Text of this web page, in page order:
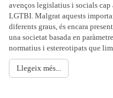
avenços legislatius i socials
LGTBI. Malgrat aquests
diferents graus, és encara
una societat basada en
normatius i estereotipats que
Llegeix més...